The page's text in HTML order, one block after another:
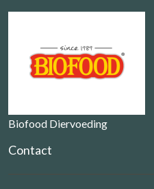
Biofood Diervoeding
Contact